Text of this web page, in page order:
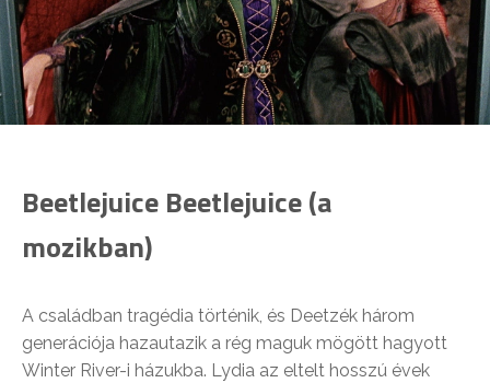
Beetlejuice Beetlejuice (a
mozikban)
A családban tragédia történik, és Deetzék három
generációja hazautazik a rég maguk mögött hagyott
Winter River-i házukba. Lydia az eltelt hosszú évek